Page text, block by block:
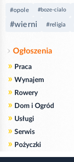
#opole #boze-cialo
#wierni #religia
Ogłoszenia
» Praca
» Wynajem
» Rowery
» Dom i Ogród
» Usługi
» Serwis
» Pożyczki